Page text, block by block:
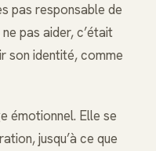
pas responsable de
pas aider, c’était
son identité, comme
émotionnel. Elle se
jusqu’à ce que